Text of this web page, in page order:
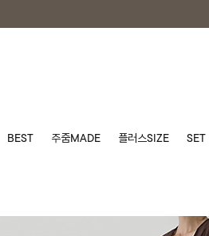
BEST 주줌MADE 플러스SIZE SET